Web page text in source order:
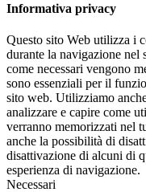
Informativa privacy
Questo sito Web utilizza i
durante la navigazione
come necessari vengono
sono essenziali per il
sito web. Utilizziamo
analizzare e capire come
verranno memorizzati nel
anche la possibilità di
disattivazione di alcuni di
esperienza di navigazione.
Necessari